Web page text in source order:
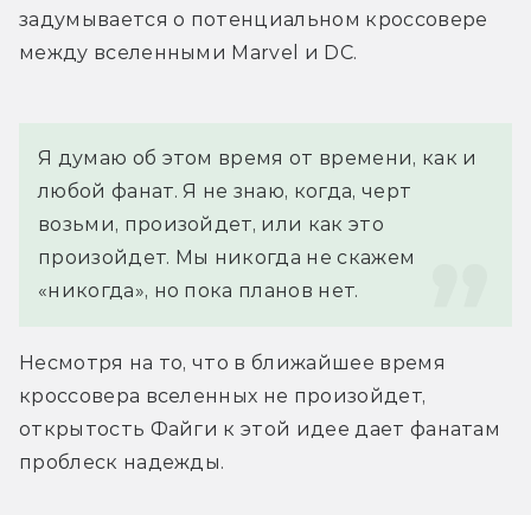
задумывается о потенциальном кроссовере
между вселенными Marvel и DC.
Я думаю об этом время от времени, как и
любой фанат. Я не знаю, когда, черт
возьми, произойдет, или как это
произойдет. Мы никогда не скажем
«никогда», но пока планов нет.
Несмотря на то, что в ближайшее время
кроссовера вселенных не произойдет,
открытость Файги к этой идее дает фанатам
проблеск надежды.